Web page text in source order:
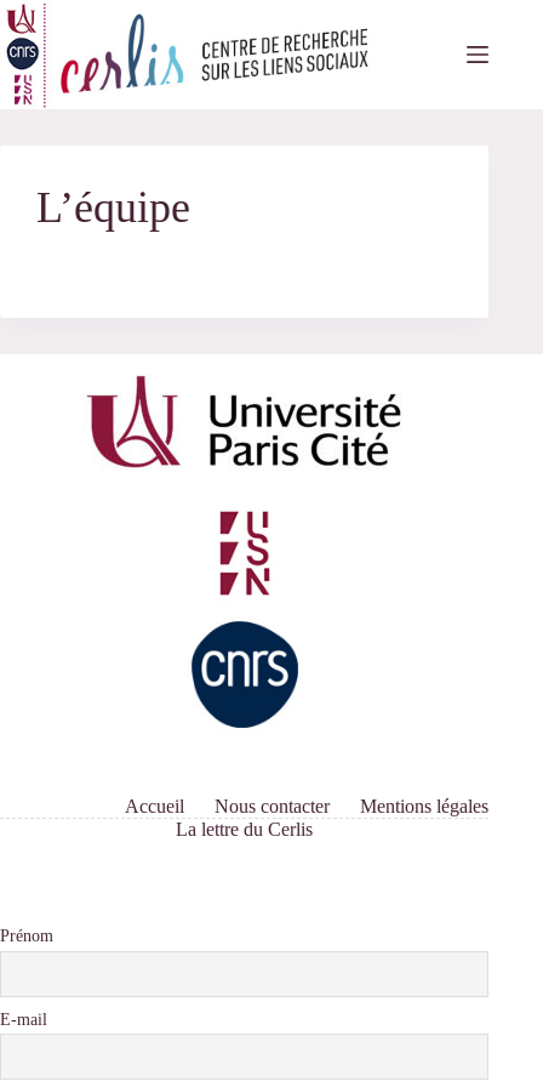
Passer
au
contenu
L’équipe
Accueil Nous contacter
Mentions légales
La lettre du Cerlis
Prénom
E-mail